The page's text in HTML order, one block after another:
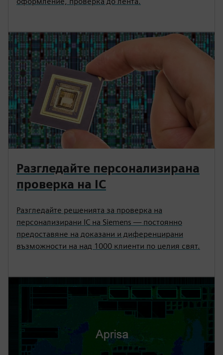
Разгледайте персонализирана
проверка на IC
Разгледайте решенията за проверка на
персонализирани IC на Siemens — постоянно
предоставяне на доказани и диференцирани
възможности на над 1000 клиенти по целия свят.